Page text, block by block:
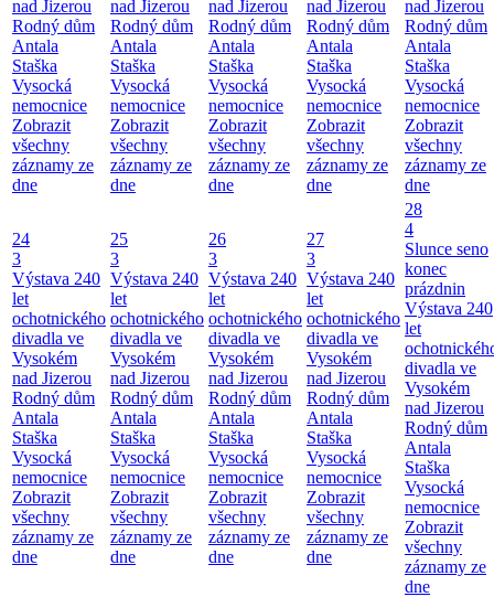
nad Jizerou
Rodný dům
Antala
Staška
Vysocká
nemocnice
Zobrazit
všechny
záznamy ze
dne
nad Jizerou
Rodný dům
Antala
Staška
Vysocká
nemocnice
Zobrazit
všechny
záznamy ze
dne
nad Jizerou
Rodný dům
Antala
Staška
Vysocká
nemocnice
Zobrazit
všechny
záznamy ze
dne
nad Jizerou
Rodný dům
Antala
Staška
Vysocká
nemocnice
Zobrazit
všechny
záznamy ze
dne
nad Jizerou
Rodný dům
Antala
Staška
Vysocká
nemocnice
Zobrazit
všechny
záznamy ze
dne
24
3
Výstava 240
let
ochotnického
divadla ve
Vysokém
nad Jizerou
Rodný dům
Antala
Staška
Vysocká
nemocnice
Zobrazit
všechny
záznamy ze
dne
25
3
Výstava 240
let
ochotnického
divadla ve
Vysokém
nad Jizerou
Rodný dům
Antala
Staška
Vysocká
nemocnice
Zobrazit
všechny
záznamy ze
dne
26
3
Výstava 240
let
ochotnického
divadla ve
Vysokém
nad Jizerou
Rodný dům
Antala
Staška
Vysocká
nemocnice
Zobrazit
všechny
záznamy ze
dne
27
3
Výstava 240
let
ochotnického
divadla ve
Vysokém
nad Jizerou
Rodný dům
Antala
Staška
Vysocká
nemocnice
Zobrazit
všechny
záznamy ze
dne
28
4
Slunce seno
konec
prázdnin
Výstava 240
let
divadla ve
Vysokém
nad Jizerou
Rodný dům
Antala
Staška
Vysocká
nemocnice
Zobrazit
všechny
záznamy ze
dne